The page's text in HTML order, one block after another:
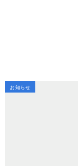
お知らせ